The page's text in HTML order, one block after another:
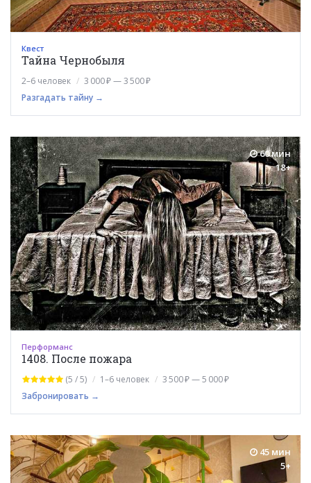
Квест
Тайна Чернобыля
2–6 человек
3 000 ₽ — 3 500 ₽
Разгадать тайну →
60 мин
18+
Перформанс
1408. После пожара
(5 / 5) 1–6 человек
3 500 ₽ — 5 000 ₽
Забронировать →
45 мин
5+